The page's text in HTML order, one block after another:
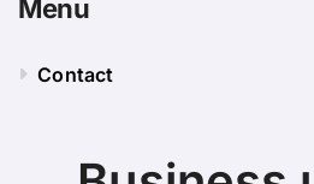
Menu
Contact